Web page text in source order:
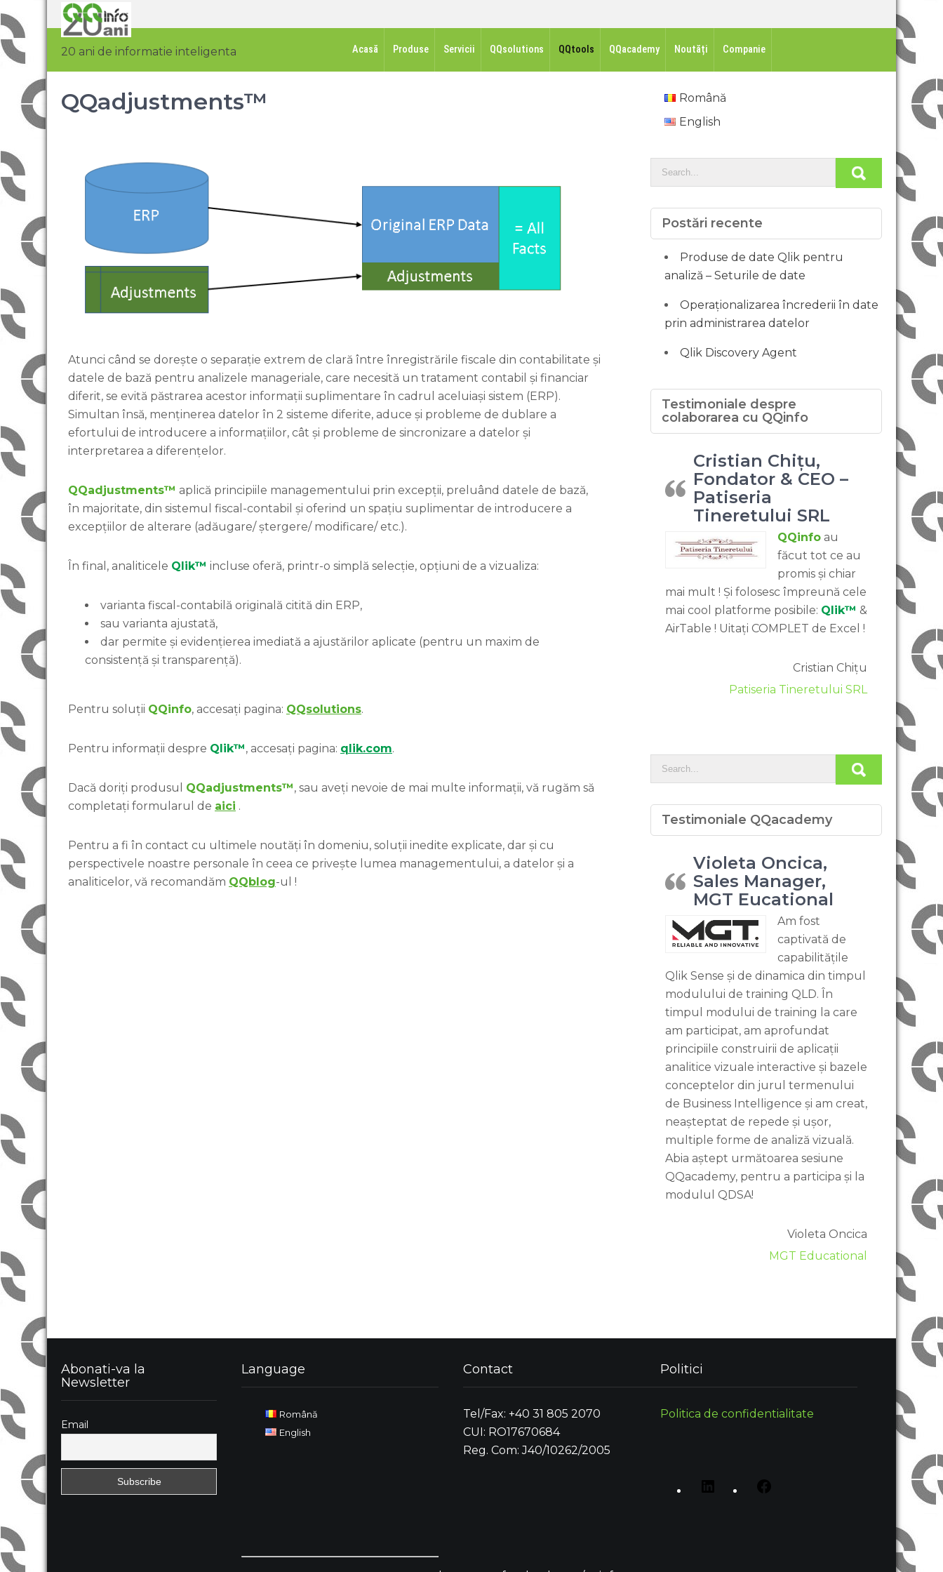
20 ani de informatie inteligenta Acasă Produse Servicii QQsolutions QQtools QQacademy Noutăți Companie
QQadjustments™
Atunci când se dorește o separație extrem de clară între înregistrările fiscale din contabilitate și
datele de bază pentru analizele manageriale, care necesită un tratament contabil și financiar
diferit, se evită păstrarea acestor informații suplimentare în cadrul aceluiași sistem (ERP).
Simultan însă, menținerea datelor în 2 sisteme diferite, aduce și probleme de dublare a
efortului de introducere a informațiilor, cât și probleme de sincronizare a datelor și
interpretarea a diferențelor.
QQadjustments™ aplică principiile managementului prin excepții, preluând datele de bază,
în majoritate, din sistemul fiscal-contabil și oferind un spațiu suplimentar de introducere a
excepțiilor de alterare (adăugare/ ștergere/ modificare/ etc.).
În final, analiticele Qlik™ incluse oferă, printr-o simplă selecție, opțiuni de a vizualiza:
varianta fiscal-contabilă originală citită din ERP,
sau varianta ajustată,
dar permite și evidențierea imediată a ajustărilor aplicate (pentru un maxim de
consistență și transparență).
Pentru soluții QQinfo, accesați pagina: QQsolutions.
Pentru informații despre Qlik™, accesați pagina: qlik.com.
Dacă doriți produsul QQadjustments™, sau aveți nevoie de mai multe informații, vă rugăm să
completați formularul de aici .
Pentru a fi în contact cu ultimele noutăți în domeniu, soluții inedite explicate, dar și cu
perspectivele noastre personale în ceea ce privește lumea managementului, a datelor și a
analiticelor, vă recomandăm QQblog-ul !
Română
English
Postări recente
Produse de date Qlik pentru
analiză – Seturile de date
Operaționalizarea încrederii în date
prin administrarea datelor
Qlik Discovery Agent
Testimoniale despre
colaborarea cu QQinfo
Cristian Chițu,
Fondator & CEO –
Patiseria
Tineretului SRL
QQinfo au
făcut tot ce au
promis și chiar
mai mult ! Și folosesc împreună cele
mai cool platforme posibile: Qlik™ &
AirTable ! Uitați COMPLET de Excel !
Cristian Chițu
Patiseria Tineretului SRL
Testimoniale QQacademy
Violeta Oncica,
Sales Manager,
MGT Eucational
Am fost
captivată de
capabilitățile
Qlik Sense și de dinamica din timpul
modulului de training QLD. În
timpul modului de training la care
am participat, am aprofundat
principiile construirii de aplicații
analitice vizuale interactive și bazele
conceptelor din jurul termenului
de Business Intelligence și am creat,
neașteptat de repede și ușor,
multiple forme de analiză vizuală.
Abia aștept următoarea sesiune
QQacademy, pentru a participa și la
modulul QDSA!
Violeta Oncica
MGT Educational
Abonati-va la
Newsletter
Email
Language
Română
English
Contact
Tel/Fax: +40 31 805 2070
CUI: RO17670684
Reg. Com: J40/10262/2005
Politici
Politica de confidentialitate